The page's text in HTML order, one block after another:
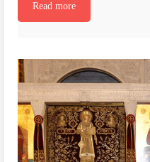
Read more